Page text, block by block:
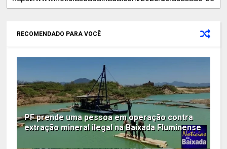
RECOMENDADO PARA VOCÊ
PF prende uma pessoa em operação contra
extração mineral ilegal na Baixada Fluminense